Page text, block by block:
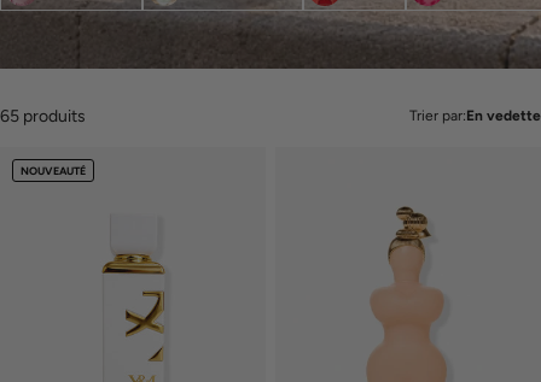
65 produits Trier par:En vedette
NOUVEAUTÉ